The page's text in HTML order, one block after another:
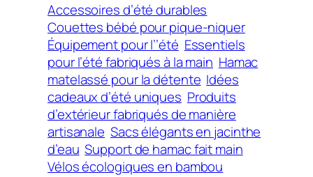
Accessoires d’été durables
Couettes bébé pour pique-niquer
Équipement pour l’’été Essentiels
pour l’été fabriqués à la main Hamac
matelassé pour la détente Idées
cadeaux d’été uniques Produits
d’extérieur fabriqués de manière
artisanale Sacs élégants en jacinthe
d’eau Support de hamac fait main
Vélos écologiques en bambou